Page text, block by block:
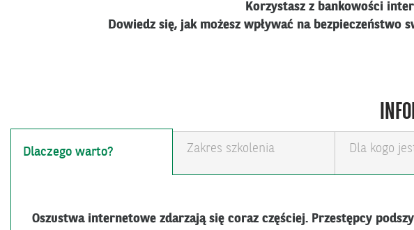
Korzystasz z bankowości
Dowiedz się, jak możesz wpływać na
Dlaczego warto? Zakres szkolenia Dla kogo
Oszustwa internetowe zdarzają się coraz częściej. Przestępcy